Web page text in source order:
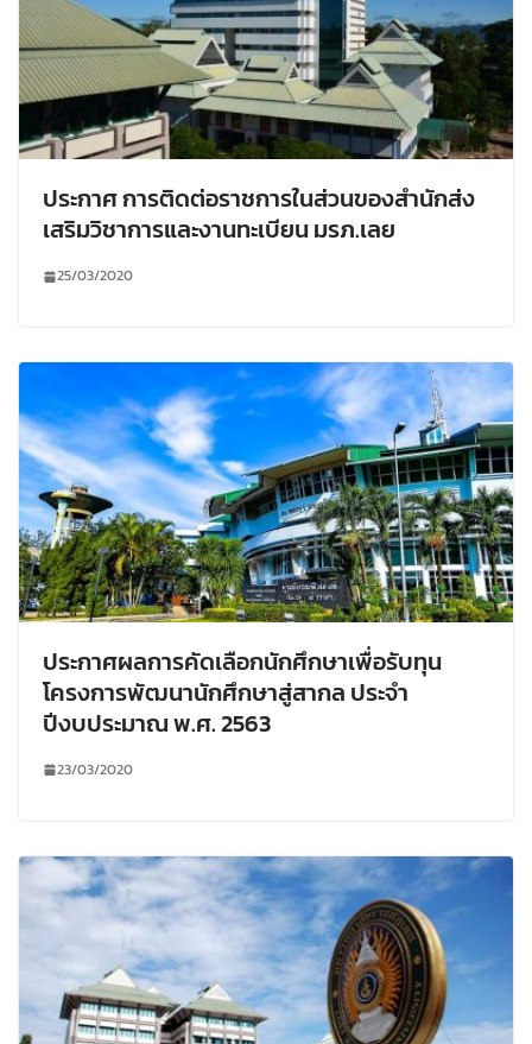
ประกาศ การติดต่อราชการในส่วนของสำนักส่ง
เสริมวิชาการและงานทะเบียน มรภ.เลย
25/03/2020
ประกาศผลการคัดเลือกนักศึกษาเพื่อรับทุน
โครงการพัฒนานักศึกษาสู่สากล ประจำ
ปีงบประมาณ พ.ศ. 2563
23/03/2020